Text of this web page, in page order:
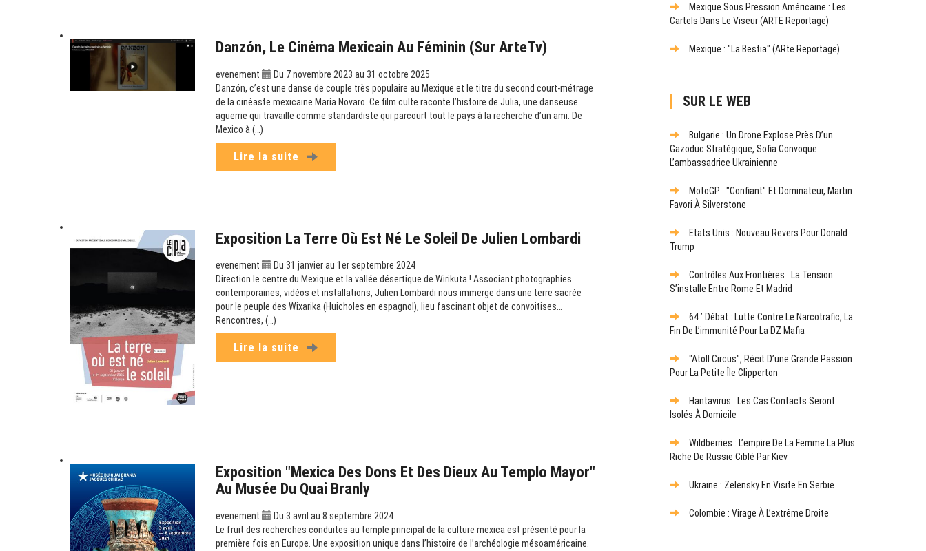
Danzón, Le Cinéma Mexicain Au Féminin (sur ArteTv)
evenement
Du 7 novembre 2023 au 31 octobre 2025
Danzón, c’est une danse de couple très populaire au Mexique et le titre du second court-métrage
de la cinéaste mexicaine María Novaro. Ce film culte raconte l’histoire de Julia, une danseuse
aguerrie qui travaille comme standardiste qui parcourt tout le pays à la recherche d’un ami. De
Mexico à (…)
Lire la suite
Exposition La Terre Où Est Né Le Soleil De Julien Lombardi
evenement
Du 31 janvier au 1er septembre 2024
Direction le centre du Mexique et la vallée désertique de Wirikuta ! Associant photographies
contemporaines, vidéos et installations, Julien Lombardi nous immerge dans une terre sacrée
pour le peuple des Wixarika (Huicholes en espagnol), lieu fascinant objet de convoitises…
Rencontres, (…)
Lire la suite
Exposition "Mexica Des Dons Et Des Dieux Au Templo Mayor"
Au Musée Du Quai Branly
evenement
Du 3 avril au 8 septembre 2024
Le fruit des recherches conduites au temple principal de la culture mexica est présenté pour la
première fois en Europe. Une exposition unique dans l’histoire de l’archéologie mésoaméricaine.
Mexique Sous Pression Américaine : Les
Cartels Dans Le Viseur (ARTE Reportage)
Mexique : "La Bestia" (ARte Reportage)
SUR LE WEB
Bulgarie : Un Drone Explose Près D’un
Gazoduc Stratégique, Sofia Convoque
L’ambassadrice Ukrainienne
MotoGP : "Confiant" Et Dominateur, Martin
Favori À Silverstone
Etats Unis : Nouveau Revers Pour Donald
Trump
Contrôles Aux Frontières : La Tension
S’installe Entre Rome Et Madrid
64 ’ Débat : Lutte Contre Le Narcotrafic, La
Fin De L’immunité Pour La DZ Mafia
"Atoll Circus", Récit D’une Grande Passion
Pour La Petite Île Clipperton
Hantavirus : Les Cas Contacts Seront
Isolés À Domicile
Wildberries : L’empire De La Femme La Plus
Riche De Russie Ciblé Par Kiev
Ukraine : Zelensky En Visite En Serbie
Colombie : Virage À L’extrême Droite